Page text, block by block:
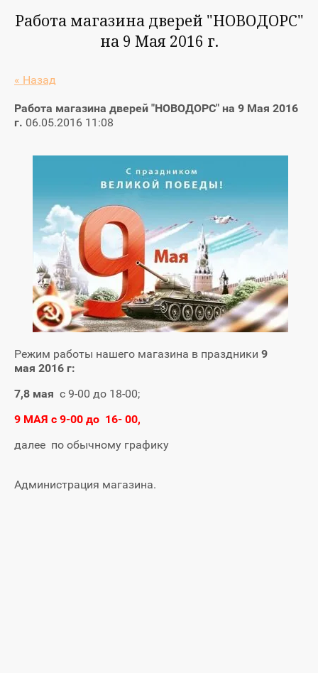
Работа магазина дверей "НОВОДОРС"
на 9 Мая 2016 г.
« Назад
Работа магазина дверей "НОВОДОРС" на 9 Мая 2016
г. 06.05.2016 11:08
Режим работы нашего магазина в праздники 9
мая 2016 г:
7,8 мая с 9-00 до 18-00;
9 МАЯ с 9-00 до 16- 00,
далее по обычному графику
Администрация магазина.